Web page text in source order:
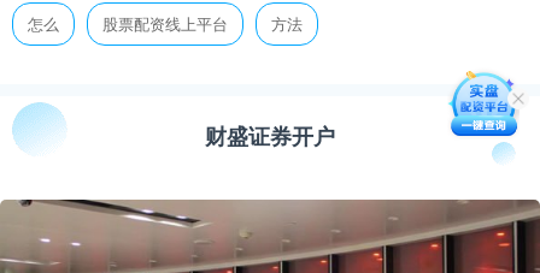
怎么 股票配资线上平台 方法
财盛证券开户